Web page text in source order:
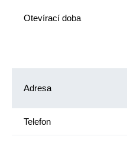
Otevírací doba
Adresa
Telefon